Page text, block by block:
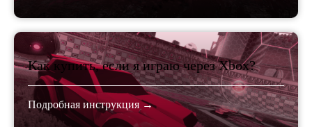
Как купить, если я играю через Xbox?
Подробная инструкция →